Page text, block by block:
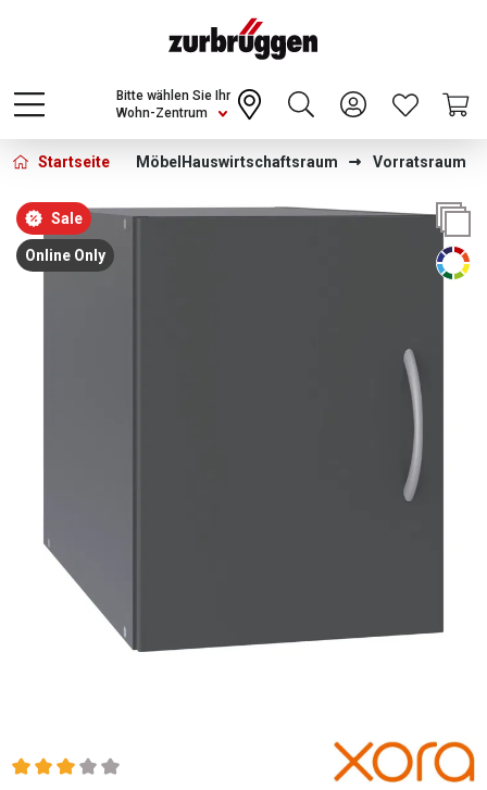
Choose a different country or region to see
content for your location and shop online
CONTINUE
Wohn-Zentrum
Bitte wählen Sie Ihr
Startseite Möbel Hauswirtschaftsraum Vorratsraum
Bildergalerie überspringen
Sale
Online Only
Durchschnittliche Bewertung von 3 von 5 Sternen